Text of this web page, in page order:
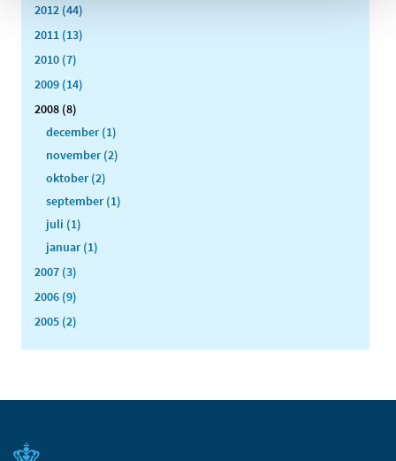
2012 (44)
2011 (13)
2010 (7)
2009 (14)
2008 (8)
december (1)
november (2)
oktober (2)
september (1)
juli (1)
januar (1)
2007 (3)
2006 (9)
2005 (2)